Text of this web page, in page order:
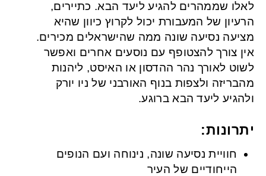
לאלו שממהרים להגיע ליעד הבא. כתיירים,
הרעיון של המעבורת יכול לקרוץ כיוון שהיא
מציעה נסיעה שונה ממה שהישראלים מכירים.
אין צורך להצטופף עם נוסעים אחרים ואפשר
לשוט לאורך נהר ההדסון או האיסט, ליהנות
מהבריזה ולצפות בנוף האורבני של ניו יורק
ולהגיע ליעד הבא ברוגע.
יתרונות:
חוויית נסיעה שונה, נינוחה ועם הנופים
הייחודיים של העיר